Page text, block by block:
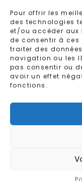
Pour offrir les
des technologies
et/ou accéder aux
de consentir à
traiter des
navigation ou les
pas consentir ou
avoir un effet
fonctions.
ENTREZ VOTRE
© 2026 - Tous
Entente